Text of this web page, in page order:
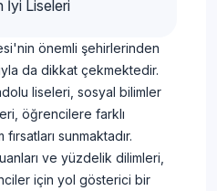
İyi Liseleri
önemli şehirlerinden
da dikkat çekmektedir.
liseleri, sosyal bilimler
öğrencilere farklı
sunmaktadır.
ve yüzdelik dilimleri,
için yol gösterici bir